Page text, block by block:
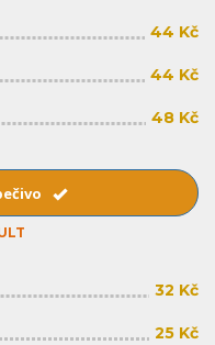
44 Kč
44 Kč
48 Kč
32 Kč
25 Kč